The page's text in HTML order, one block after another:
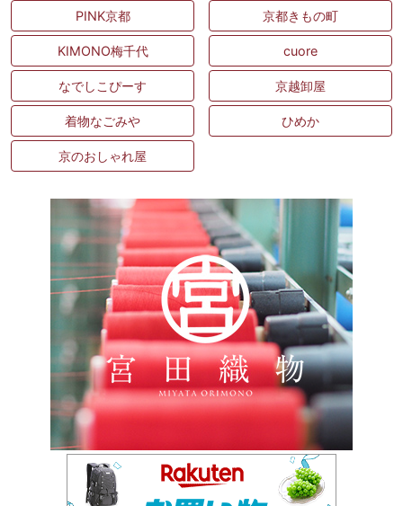
PINK京都 京都きもの町
KIMONO梅千代 cuore
なでしこぴーす 京越卸屋
着物なごみや ひめか
京のおしゃれ屋